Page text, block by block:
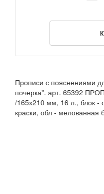
Прописи с пояснениями
почерка". арт. 65392
/165х210 мм, 16 л., блок -
краски, обл - мелованная